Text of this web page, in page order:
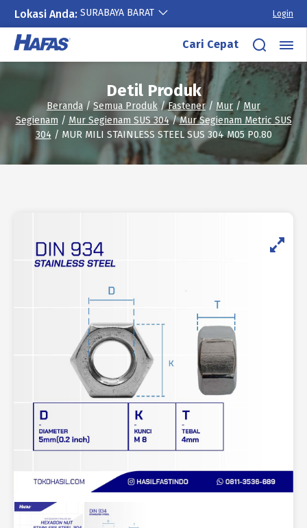
Lokasi Anda: SURABAYA BARAT Login
Lewati
konten
Cari Cepat
Detil Produk
Beranda / Semua Produk /Fastener/ Mur / Mur
Segienam / Mur Segienam SUS 304/Mur Segienam Metric SUS
304 / MUR MILI STAINLESS STEEL SUS 304 M05 P0.80